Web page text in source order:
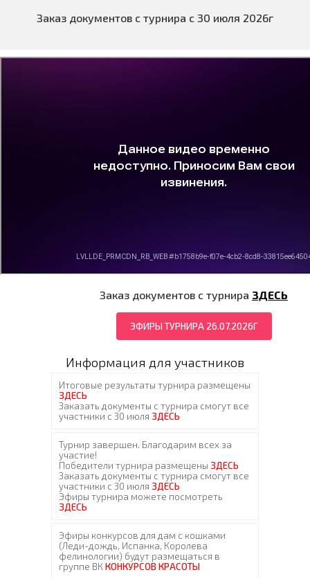
Заказ документов с турнира с 30 июля 2026г
Заказ документов с турнира ЗДЕСЬ
ЭФИРЫ ТУРНИРА 26.07.2026Г
Информация для участников